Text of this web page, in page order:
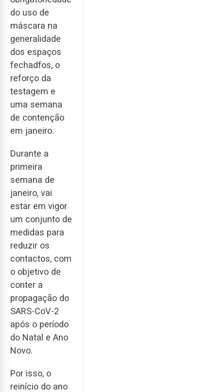
do uso de
máscara na
generalidade
dos espaços
fechadfos, o
reforço da
testagem e
uma semana
de contenção
em janeiro.
Durante a
primeira
semana de
janeiro, vai
estar em vigor
um conjunto de
medidas para
reduzir os
contactos, com
o objetivo de
conter a
propagação do
SARS-CoV-2
após o período
do Natal e Ano
Novo.
Por isso, o
reinício do ano